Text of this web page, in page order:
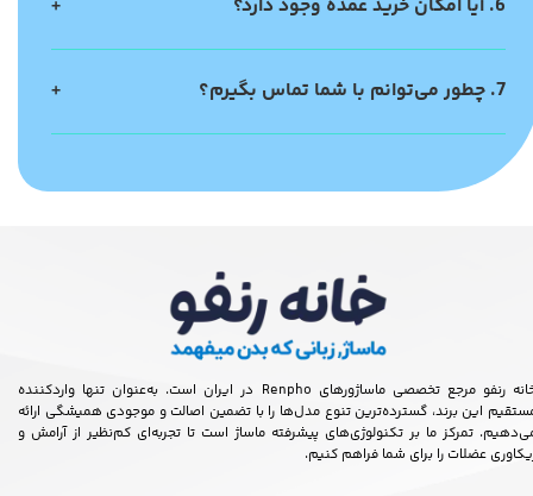
6. آیا امکان خرید عمده وجود دارد؟
7. چطور می‌توانم با شما تماس بگیرم؟
خانه رنفو مرجع تخصصی ماساژورهای Renpho در ایران است. به‌عنوان تنها واردکننده
این برند، گسترده‌ترین تنوع مدل‌ها را با تضمین اصالت و موجودی همیشگی ارائه
تمرکز ما بر تکنولوژی‌های پیشرفته ماساژ است تا تجربه‌ای کم‌نظیر از آرامش و
عضلات را برای شما فراهم کنیم.